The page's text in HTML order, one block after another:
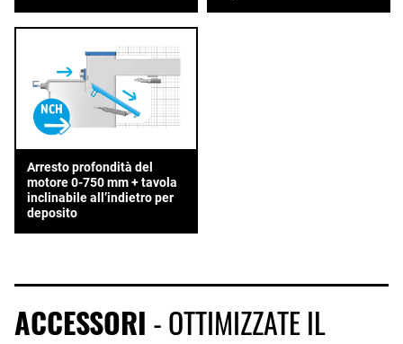
Arresto profondità del
motore 0-750 mm + tavola
inclinabile all’indietro per
deposito
ACCESSORI - OTTIMIZZATE IL